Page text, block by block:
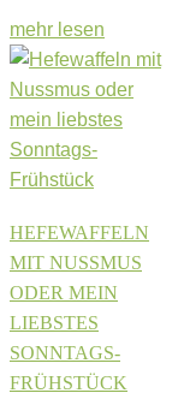
mehr lesen
HEFEWAFFELN
MIT NUSSMUS
ODER MEIN
LIEBSTES
SONNTAGS-
FRÜHSTÜCK